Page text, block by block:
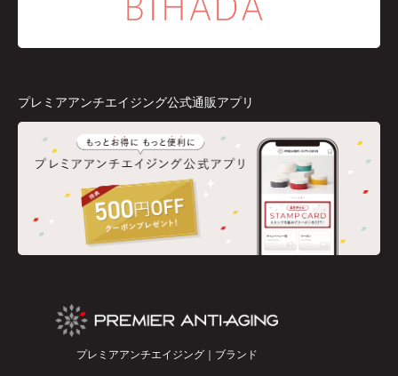
プレミアアンチエイジング公式通販アプリ
プレミアアンチエイジング｜ブランド